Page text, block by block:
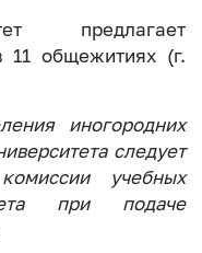
предлагает
общежитиях (г.
иногородних
следует
учебных
при подаче